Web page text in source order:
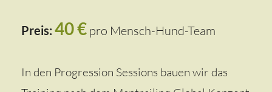
Preis: 40 € pro Mensch-Hund-Team
In den Progression Sessions bauen wir das